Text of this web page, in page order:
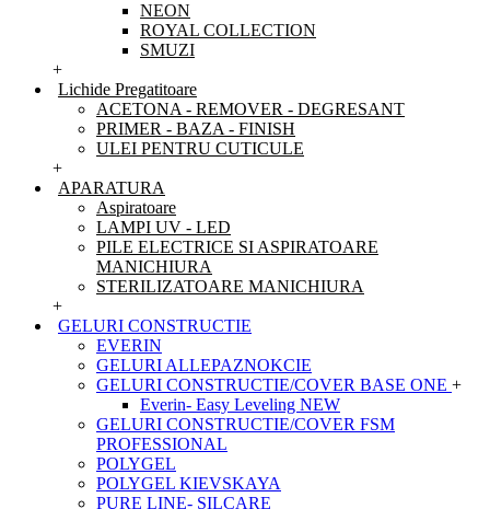
NEON
ROYAL COLLECTION
SMUZI
+
Lichide Pregatitoare
ACETONA - REMOVER - DEGRESANT
PRIMER - BAZA - FINISH
ULEI PENTRU CUTICULE
+
APARATURA
Aspiratoare
LAMPI UV - LED
PILE ELECTRICE SI ASPIRATOARE
MANICHIURA
STERILIZATOARE MANICHIURA
+
GELURI CONSTRUCTIE
EVERIN
GELURI ALLEPAZNOKCIE
GELURI CONSTRUCTIE/COVER BASE ONE +
Everin- Easy Leveling NEW
GELURI CONSTRUCTIE/COVER FSM
PROFESSIONAL
POLYGEL
POLYGEL KIEVSKAYA
PURE LINE- SILCARE